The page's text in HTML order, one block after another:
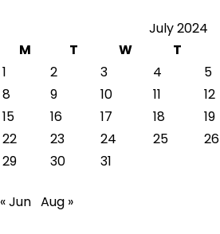
July 2024
M
T W T
1
2 3 4 5
8
9 10 11 12
15
16 17 18 19
22
23 24 25 26
29
30 31
« Jun Aug »